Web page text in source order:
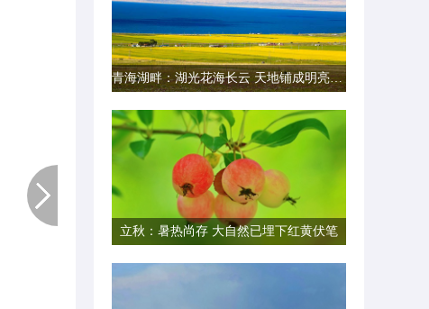
青海湖畔：湖光花海长云 天地铺成明亮画卷
立秋：暑热尚存 大自然已埋下红黄伏笔